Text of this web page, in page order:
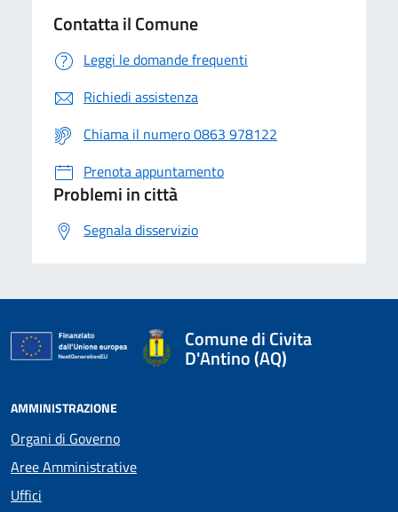
Contatta il Comune
Leggi le domande frequenti
Richiedi assistenza
Chiama il numero 0863 978122
Prenota appuntamento
Problemi in città
Segnala disservizio
Comune di Civita
D'Antino (AQ)
AMMINISTRAZIONE
Organi di Governo
Aree Amministrative
Uffici